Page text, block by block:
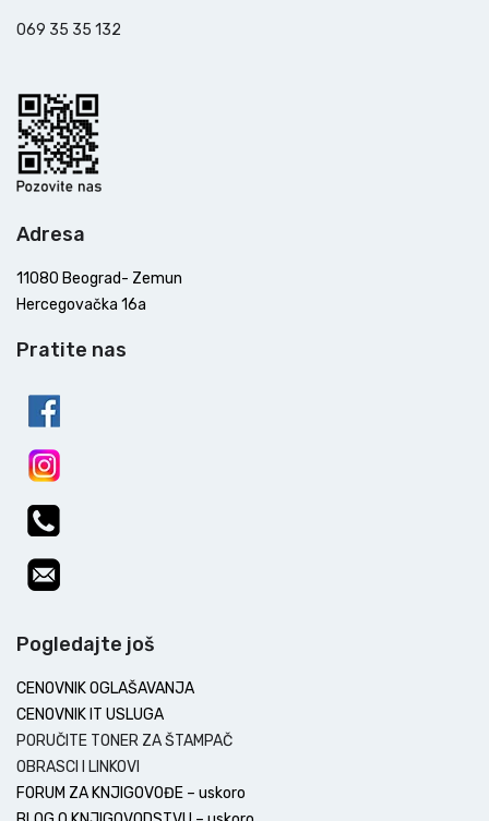
069 35 35 132
Adresa
11080 Beograd- Zemun
Hercegovačka 16a
Pratite nas
Pogledajte još
CENOVNIK OGLAŠAVANJA
CENOVNIK IT USLUGA
PORUČITE TONER ZA ŠTAMPAČ
OBRASCI I LINKOVI
FORUM ZA KNJIGOVOĐE – uskoro